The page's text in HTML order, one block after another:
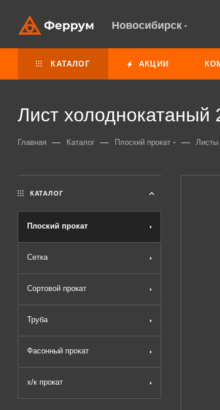
Новосибирск
КАТАЛОГ АКЦИИ
Лист
Главная — Каталог — Плоский прокат — Листы
КАТАЛОГ
Плоский прокат
Сетка
Сортовой прокат
Труба
Фасонный прокат
х/к прокат